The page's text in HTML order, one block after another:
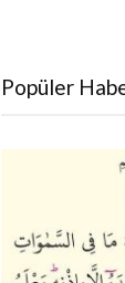
Popüler